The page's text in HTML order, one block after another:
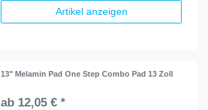
Artikel anzeigen
13" Melamin Pad One Step Combo Pad 13 Zoll
ab 12,05 € *